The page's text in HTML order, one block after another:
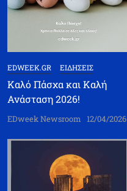
EDWEEK.GR ΕΙΔΗΣΕΙΣ
Καλό Πάσχα και Καλή
Ανάσταση 2026!
EDweek Newsroom 12/04/2026